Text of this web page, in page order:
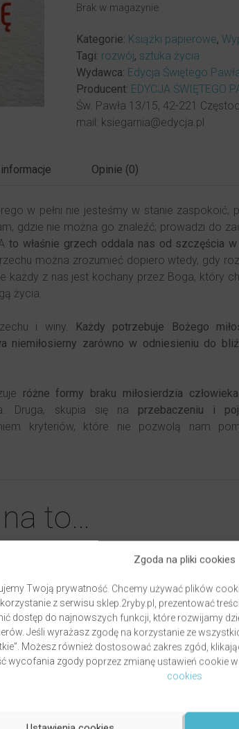
Zgoda na pliki cookies
Twoją prywatność. Chcemy używać plików
z serwisu sklep.2ryby.pl, prezentować
dostęp do najnowszych funkcji, które rozwijamy
Jeśli wyrażasz zgodę na korzystanie ze
Możesz również dostosować zakres zgód,
wycofania zgody poprzez zmianę ustawień cookie
cookies
Brak w magazynie
Kategorie: Książki papierowe,
Tagi: rozwój, sztuka życia
Wydawca: Edycja Świętego
Producent: EDYCJA ŚWIĘTEGO
Św. Pawła 13/15, 42-221
mail: ksiegarnia@edycja.pl
Opinie (0)
w pełni nie jesteśmy w stanie zaspokoić,
gdzie nie można go znaleźć; prowadzi do
to właśnie grzech oddala nas od szczęścia
można zrozumieć dopiero wtedy, gdy
każdy z nas jest kochany przez Boga, który
życia.
i winy.
Każdy potrzebuje Bożego
niemiłosierny zarówno w odniesieniu do
różne formy braku miłosierdzia człowieka
Druga, skupia się na przebaczeniu i
kryteriów, które nie pozwolą nam
to…